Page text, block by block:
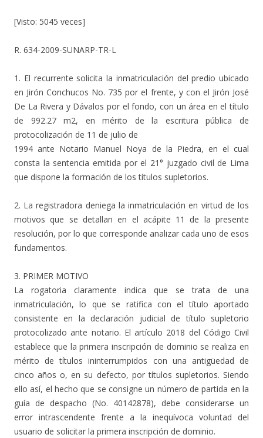
[Visto: 5045 veces]
R. 634-2009-SUNARP-TR-L
1. El recurrente solicita la inmatriculación del predio ubicado
en Jirón Conchucos No. 735 por el frente, y con el Jirón José
De La Rivera y Dávalos por el fondo, con un área en el título
de 992.27 m2, en mérito de la escritura pública de
protocolización de 11 de julio de
1994 ante Notario Manuel Noya de la Piedra, en el cual
consta la sentencia emitida por el 21° juzgado civil de Lima
que dispone la formación de los títulos supletorios.
2. La registradora deniega la inmatriculación en virtud de los
motivos que se detallan en el acápite 11 de la presente
resolución, por lo que corresponde analizar cada uno de esos
fundamentos.
3. PRIMER MOTIVO
La rogatoria claramente indica que se trata de una
inmatriculación, lo que se ratifica con el título aportado
consistente en la declaración judicial de título supletorio
protocolizado ante notario. El artículo 2018 del Código Civil
establece que la primera inscripción de dominio se realiza en
mérito de títulos ininterrumpidos con una antigüedad de
cinco años o, en su defecto, por títulos supletorios. Siendo
ello así, el hecho que se consigne un número de partida en la
guía de despacho (No. 40142878), debe considerarse un
error intrascendente frente a la inequívoca voluntad del
usuario de solicitar la primera inscripción de dominio.